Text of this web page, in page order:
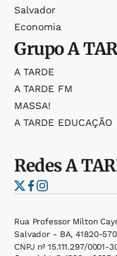
Salvador
Economia
GrupoA
A TARDE
A TARDE FM
MASSA!
A TARDE EDUCAÇÃO
RedesA
Rua Professor Milton
Salvador - BA, 41820-570
CNPJ nº 15.111.297/0001-